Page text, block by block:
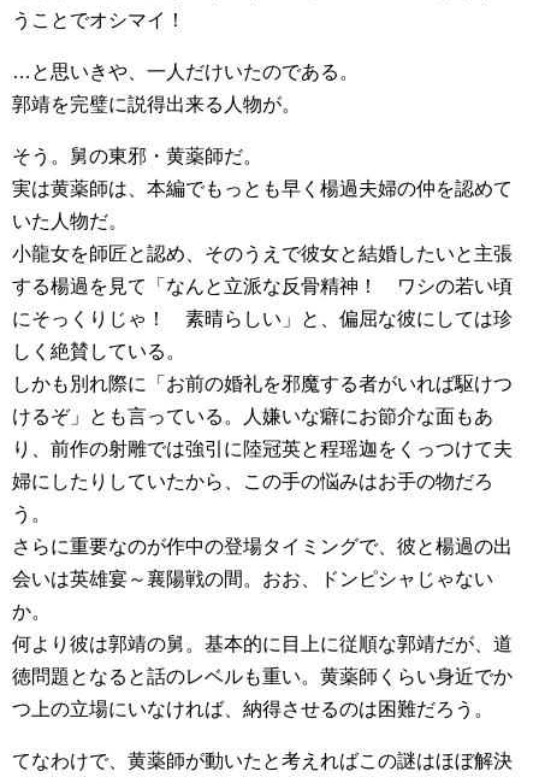
うことでオシマイ！
…と思いきや、一人だけいたのである。
郭靖を完璧に説得出来る人物が。
そう。舅の東邪・黄薬師だ。
実は黄薬師は、本編でもっとも早く楊過夫婦の仲を認めて
いた人物だ。
小龍女を師匠と認め、そのうえで彼女と結婚したいと主張
する楊過を見て「なんと立派な反骨精神！ ワシの若い頃
にそっくりじゃ！ 素晴らしい」と、偏屈な彼にしては珍
しく絶賛している。
しかも別れ際に「お前の婚礼を邪魔する者がいれば駆けつ
けるぞ」とも言っている。人嫌いな癖にお節介な面もあ
り、前作の射雕では強引に陸冠英と程瑶迦をくっつけて夫
婦にしたりしていたから、この手の悩みはお手の物だろ
う。
さらに重要なのが作中の登場タイミングで、彼と楊過の出
会いは英雄宴～襄陽戦の間。おお、ドンピシャじゃない
か。
何より彼は郭靖の舅。基本的に目上に従順な郭靖だが、道
徳問題となると話のレベルも重い。黄薬師くらい身近でか
つ上の立場にいなければ、納得させるのは困難だろう。
てなわけで、黄薬師が動いたと考えればこの謎はほぼ解決